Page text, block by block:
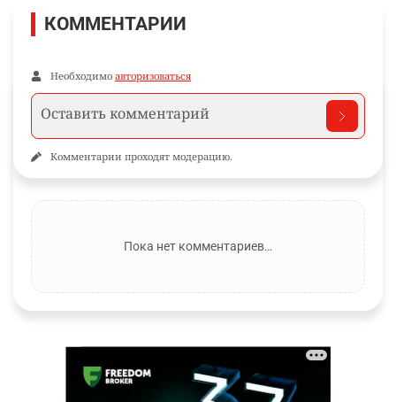
КОММЕНТАРИИ
Необходимо авторизоваться
Комментарии проходят модерацию.
Пока нет комментариев…